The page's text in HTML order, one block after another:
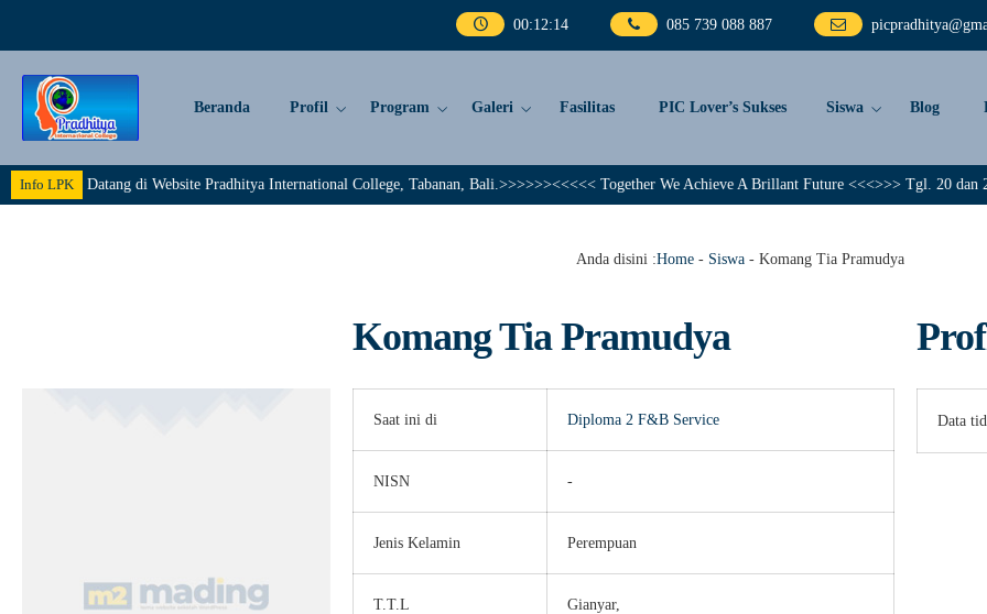
00:12:15 085 739 088 887
Beranda Profil Program Galeri Fasilitas PIC Lover’s Sukses Siswa Blog
Info LPKDatang di Website Pradhitya International College, Tabanan, Bali.>>>>>><<<<< Together We Achieve A Brillant Future <<<>>> Tgl. 20 dan 25
Anda disini :Home - Siswa - Komang Tia Pramudya
Komang Tia Pramudya
Saat ini di Diploma 2 F&B Service
NISN -
Jenis Kelamin Perempuan
T.T.L Gianyar,
Data